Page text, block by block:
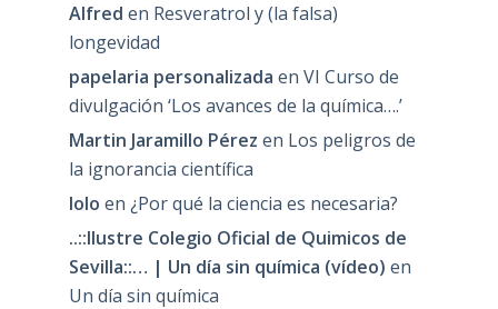
Alfred en Resveratrol y (la falsa)
longevidad
papelaria personalizada en VI Curso de
divulgación ‘Los avances de la química….’
Martin Jaramillo Pérez en Los peligros de
la ignorancia científica
lolo en ¿Por qué la ciencia es necesaria?
..::Ilustre Colegio Oficial de Quimicos de
Sevilla::… | Un día sin química (vídeo) en
Un día sin química